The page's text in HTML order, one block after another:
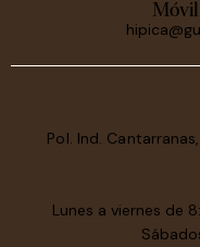
Pol. Ind.
Lunes a viernes de